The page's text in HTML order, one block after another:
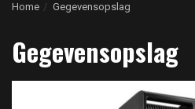
Home Gegevensopslag
Gegevensopslag